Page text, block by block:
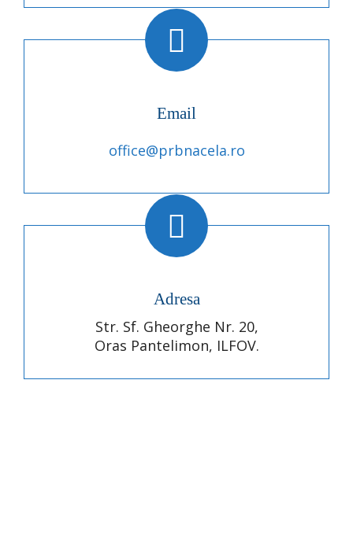
Email
office@prbnacela.ro
Adresa
Str. Sf. Gheorghe Nr. 20,
Oras Pantelimon, ILFOV.